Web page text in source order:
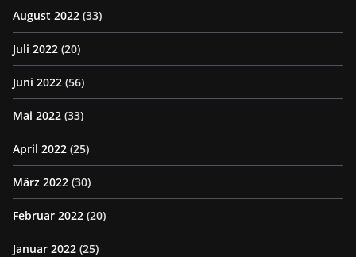
August 2022 (33)
Juli 2022 (20)
Juni 2022 (56)
Mai 2022 (33)
April 2022 (25)
März 2022 (30)
Februar 2022 (20)
Januar 2022 (25)